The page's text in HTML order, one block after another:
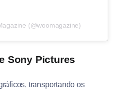
(@woomagazine)
Sony Pictures
transportando os